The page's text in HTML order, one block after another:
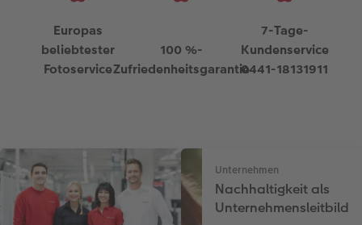
Europas
beliebtester
Fotoservice
100 %-
Zufriedenheitsgarantie
7-Tage-
Kundenservice
0441-18131911
Unternehmen
Nachhaltigkeit als
Unternehmensleitbild